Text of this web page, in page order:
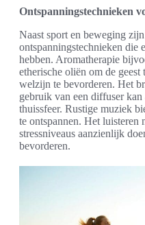
Ontspanningstechnieken
Naast sport en beweging
ontspanningstechnieken die
hebben. Aromatherapie
etherische oliën om de
welzijn te bevorderen. Het
gebruik van een diffuser
thuissfeer. Rustige muziek
te ontspannen. Het luisteren
stressniveaus aanzienlijk
bevorderen.